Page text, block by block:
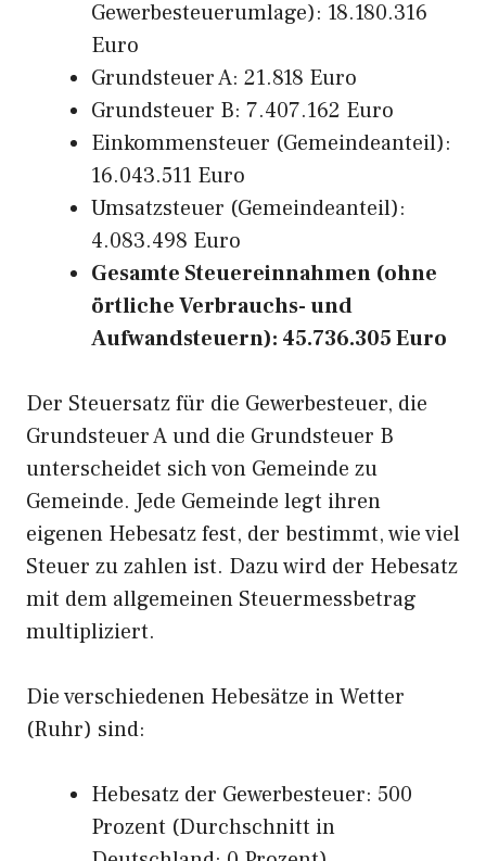
Gewerbesteuerumlage): 18.180.316
Euro
Grundsteuer A: 21.818 Euro
Grundsteuer B: 7.407.162 Euro
Einkommensteuer (Gemeindeanteil):
16.043.511 Euro
Umsatzsteuer (Gemeindeanteil):
4.083.498 Euro
Gesamte Steuereinnahmen (ohne
örtliche Verbrauchs- und
Aufwandsteuern): 45.736.305 Euro
Der Steuersatz für die Gewerbesteuer, die
Grundsteuer A und die Grundsteuer B
unterscheidet sich von Gemeinde zu
Gemeinde. Jede Gemeinde legt ihren
eigenen Hebesatz fest, der bestimmt, wie viel
Steuer zu zahlen ist. Dazu wird der Hebesatz
mit dem allgemeinen Steuermessbetrag
multipliziert.
Die verschiedenen Hebesätze in Wetter
(Ruhr) sind:
Hebesatz der Gewerbesteuer: 500
Prozent (Durchschnitt in